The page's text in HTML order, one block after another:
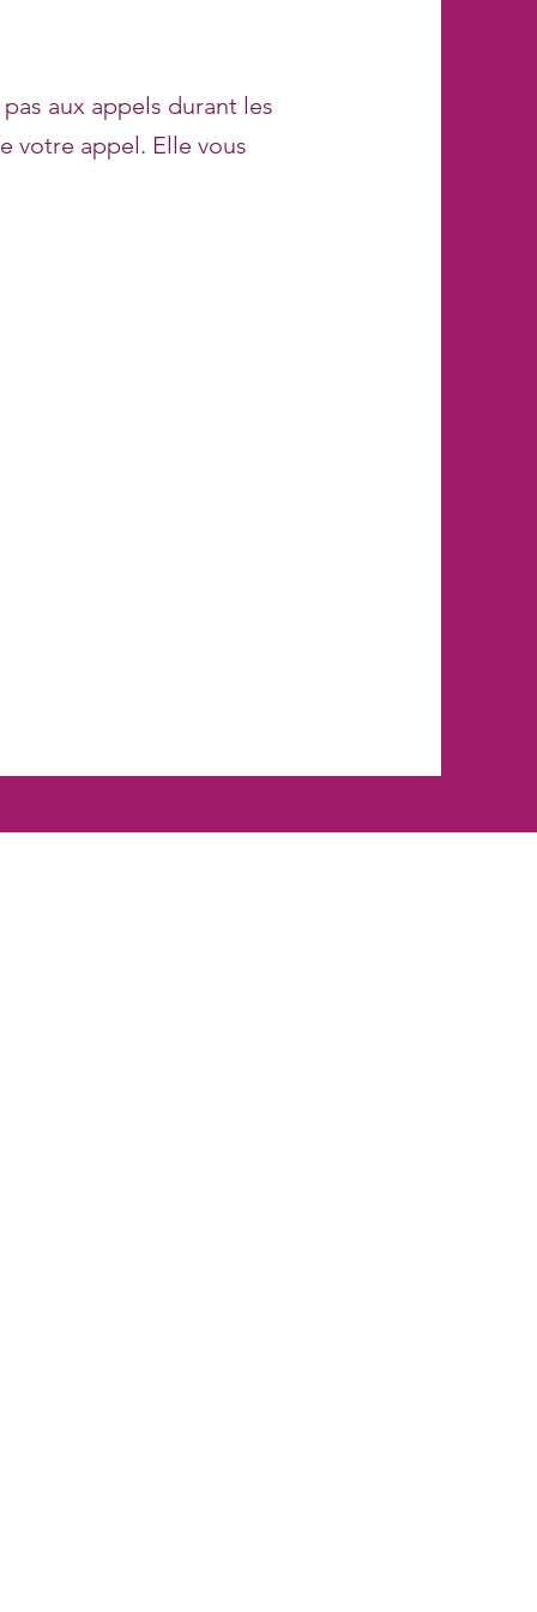
aux appels durant les
votre appel. Elle vous